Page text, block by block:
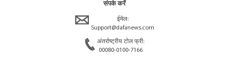
संपर्क करें
ईमेल:
Support@dafanews.com
अंतर्राष्ट्रीय टोल फ्री:
00080-0100-7166